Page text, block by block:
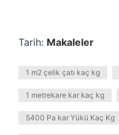
Tarih: Makaleler
1 m2 çelik çatı kaç kg
1 metrekare kar kaç kg
5400 Pa kar Yükü Kaç Kg